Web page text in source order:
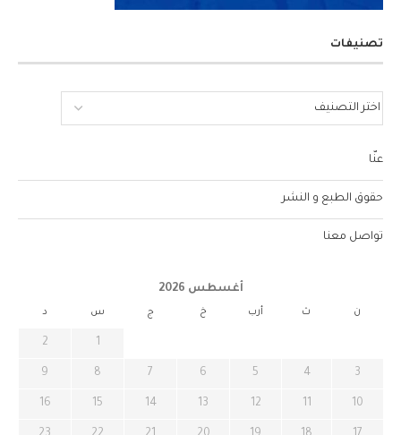
تصنيفات
عنّا
حقوق الطبع و النشر
تواصل معنا
أغسطس 2026
ن ث أرب خ ج س د
1
2
3
4
5
6
7
8
9
10
11
12
13
14
15
16